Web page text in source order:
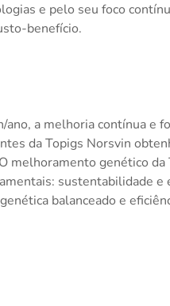
e pelo seu foco
benefício.
a melhoria contínua e
da Topigs Norsvin
melhoramento genético da
sustentabilidade e
balanceado e